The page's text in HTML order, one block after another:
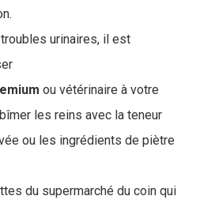
urinaires, il est
ou vétérinaire à votre
les reins avec la teneur
ou les ingrédients de piètre
du supermarché du coin qui